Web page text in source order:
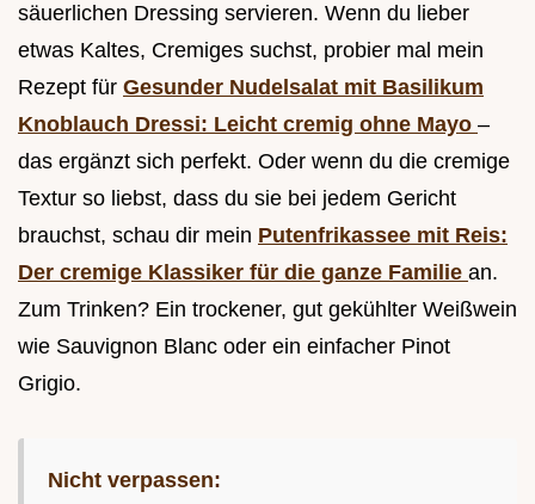
säuerlichen Dressing servieren. Wenn du lieber
etwas Kaltes, Cremiges suchst, probier mal mein
Rezept für Gesunder Nudelsalat mit Basilikum
Knoblauch Dressi: Leicht cremig ohne Mayo –
das ergänzt sich perfekt. Oder wenn du die cremige
Textur so liebst, dass du sie bei jedem Gericht
brauchst, schau dir mein Putenfrikassee mit Reis:
Der cremige Klassiker für die ganze Familie an.
Zum Trinken? Ein trockener, gut gekühlter Weißwein
wie Sauvignon Blanc oder ein einfacher Pinot
Grigio.
Nicht verpassen: